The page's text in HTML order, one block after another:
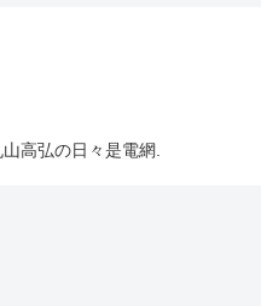
高弘の日々是電網.